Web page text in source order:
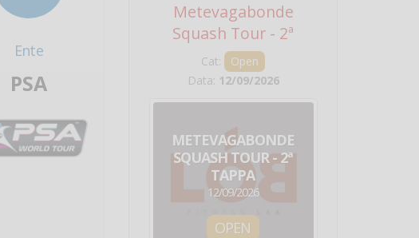
Ente
PSA
Metevagabonde
Squash Tour - 2ª
Tappa
Cat:
Open
Data: 12/09/2026
METEVAGABONDE
SQUASH TOUR - 2ª
TAPPA
12/09/2026
OPEN